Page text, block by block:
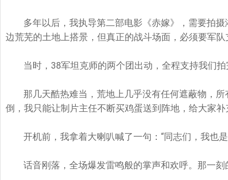
多年以后，我执导第二部电影《赤嫁》，需要拍
边荒芜的土地上搭景，但真正的战斗场面，必须要军
当时，38军坦克师的两个团出动，全程支持我们
那几天酷热难当，荒地上几乎没有任何遮蔽物，
倒，我只能让制片主任不断买鸡蛋送到阵地，给大家补
开机前，我拿着大喇叭喊了一句：“同志们，我也
话音刚落，全场爆发雷鸣般的掌声和欢呼。那一